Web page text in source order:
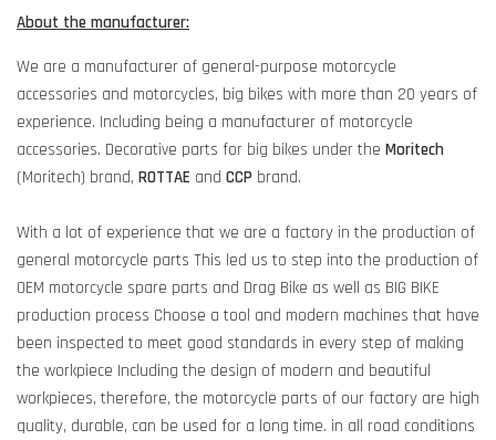
About the manufacturer:
We are a manufacturer of general-purpose motorcycle
accessories and motorcycles, big bikes with more than 20 years of
experience. Including being a manufacturer of motorcycle
accessories. Decorative parts for big bikes under the Moritech
(Moritech) brand, ROTTAE and CCP brand.
With a lot of experience that we are a factory in the production of
general motorcycle parts This led us to step into the production of
OEM motorcycle spare parts and Drag Bike as well as BIG BIKE
production process Choose a tool and modern machines that have
been inspected to meet good standards in every step of making
the workpiece Including the design of modern and beautiful
workpieces, therefore, the motorcycle parts of our factory are high
quality, durable, can be used for a long time. in all road conditions